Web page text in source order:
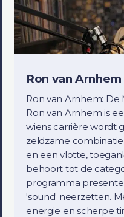
Ron van Arnhem
Ron van Arnhem:
Ron van Arnhem is
wiens carrière wordt
zeldzame
en een vlotte,
behoort tot de
programma
'sound' neerzetten.
energie en scherpe